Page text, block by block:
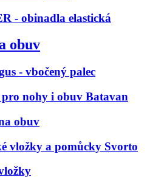
- obinadla elastická
obuv
- vbočený palec
nohy i obuv Batavan
obuv
vložky a pomůcky Svorto